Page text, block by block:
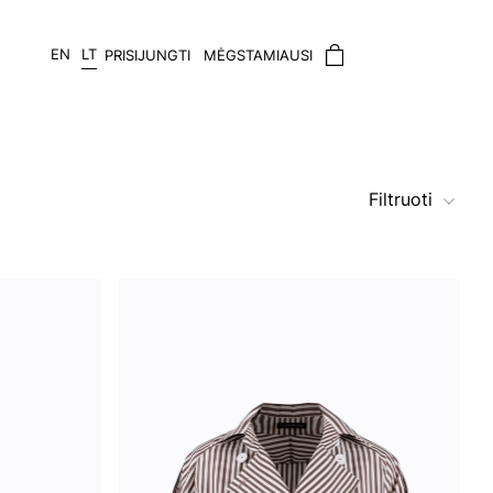
EN LT PRISIJUNGTI MĖGSTAMIAUSI
Filtruoti